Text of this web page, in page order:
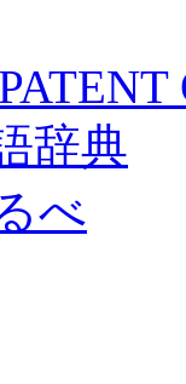
辞典
べ